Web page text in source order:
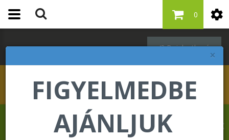
×
FIGYELMEDBE
AJÁNLJUK
Bejelentkezés
0
Szabó Regina üdvözli Önt a Forever Living
internetes áruházában!